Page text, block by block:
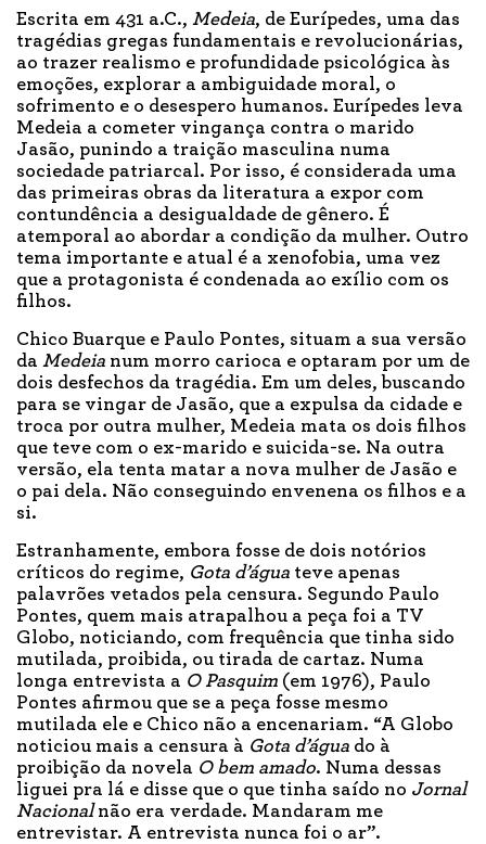
Escrita em 431 a.C., Medeia, de Eurípedes, uma das
tragédias gregas fundamentais e revolucionárias,
ao trazer realismo e profundidade psicológica às
emoções, explorar a ambiguidade moral, o
sofrimento e o desespero humanos. Eurípedes leva
Medeia a cometer vingança contra o marido
Jasão, punindo a traição masculina numa
sociedade patriarcal. Por isso, é considerada uma
das primeiras obras da literatura a expor com
contundência a desigualdade de gênero. É
atemporal ao abordar a condição da mulher. Outro
tema importante e atual é a xenofobia, uma vez
que a protagonista é condenada ao exílio com os
filhos.
Chico Buarque e Paulo Pontes, situam a sua versão
da Medeia num morro carioca e optaram por um de
dois desfechos da tragédia. Em um deles, buscando
para se vingar de Jasão, que a expulsa da cidade e
troca por outra mulher, Medeia mata os dois filhos
que teve com o ex-marido e suicida-se. Na outra
versão, ela tenta matar a nova mulher de Jasão e
o pai dela. Não conseguindo envenena os filhos e a
si.
Estranhamente, embora fosse de dois notórios
críticos do regime, Gota d’água teve apenas
palavrões vetados pela censura. Segundo Paulo
Pontes, quem mais atrapalhou a peça foi a TV
Globo, noticiando, com frequência que tinha sido
mutilada, proibida, ou tirada de cartaz. Numa
longa entrevista a O Pasquim (em 1976), Paulo
Pontes afirmou que se a peça fosse mesmo
mutilada ele e Chico não a encenariam. “A Globo
noticiou mais a censura à Gota d’água do à
proibição da novela O bem amado. Numa dessas
liguei pra lá e disse que o que tinha saído no Jornal
Nacionalnão era verdade. Mandaram me
entrevistar. A entrevista nunca foi o ar”.